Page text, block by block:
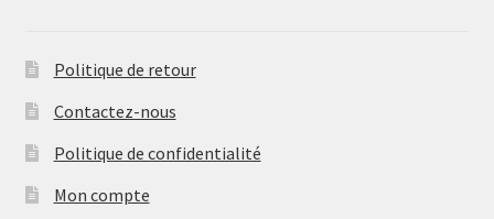
Politique de retour
Contactez-nous
Politique de confidentialité
Mon compte